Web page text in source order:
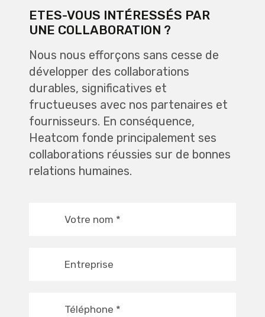
ETES-VOUS INTÉRESSÉS PAR
UNE COLLABORATION ?
Nous nous efforçons sans cesse de
développer des collaborations
durables, significatives et
fructueuses avec nos partenaires et
fournisseurs. En conséquence,
Heatcom fonde principalement ses
collaborations réussies sur de bonnes
relations humaines.
Votre nom *
Entreprise
Téléphone *